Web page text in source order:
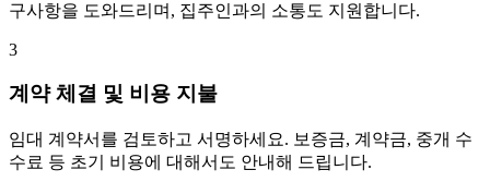
구사항을 도와드리며, 집주인과의 소통도 지원합니다.
3
계약 체결 및 비용 지불
임대 계약서를 검토하고 서명하세요. 보증금, 계약금, 중개 수
수료 등 초기 비용에 대해서도 안내해 드립니다.